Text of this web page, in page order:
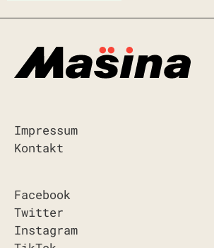
Impressum
Kontakt
Facebook
Twitter
Instagram